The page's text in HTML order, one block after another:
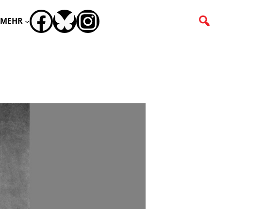
MEHR FACEBOOK
BLUESKYINSTAGRAM